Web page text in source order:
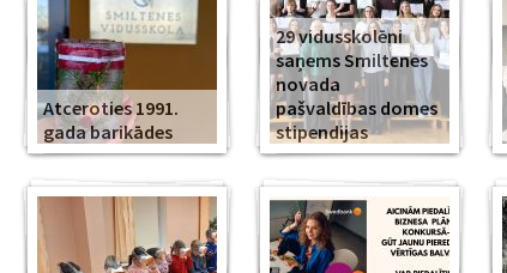
Atceroties 1991.
gada barikādes
29 vidusskolēni
saņems Smiltenes
novada
pašvaldības domes
stipendijas